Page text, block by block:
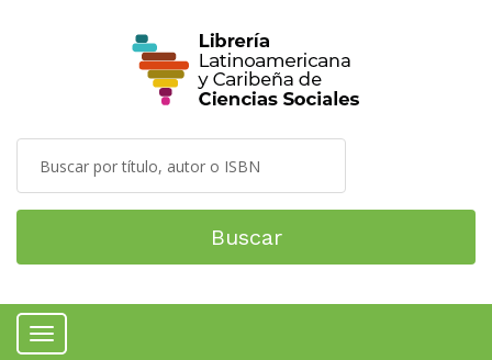
Buscar
Menú
Notas sobre la